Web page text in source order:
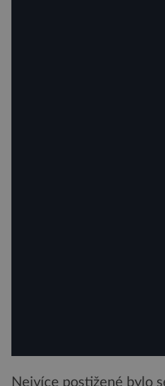
Nejvíce postižené bylo